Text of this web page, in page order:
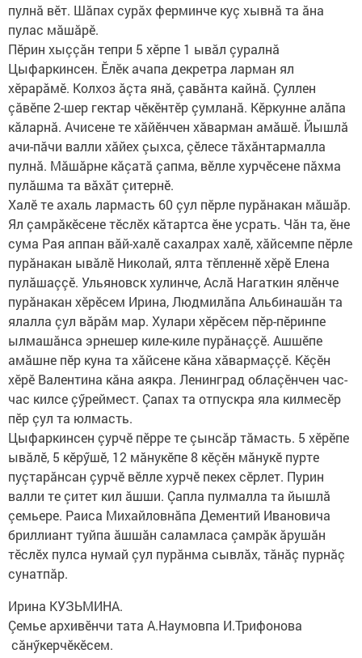
пулнă вӗт. Шăпах сурăх ферминче куç хывнă та ăна
пулас мăшăрӗ.
Пӗрин хыççăн тепри 5 хӗрпе 1 ывăл çуралнă
Цыфаркинсен. Ӗлӗк ачапа декретра ларман ял
хӗрарăмӗ. Колхоз ăçта янă, çавăнта кайнă. Çуллен
çăвӗпе 2-шер гектар чӗкӗнтӗр çумланă. Кӗркунне алăпа
кăларнă. Ачисене те хăйӗнчен хăварман амăшӗ. Йышлă
ачи-пăчи валли хăйех çыхса, çӗлесе тăхăнтармалла
пулнă. Мăшăрне кăçатă çапма, вӗлле хурчӗсене пăхма
пулăшма та вăхăт çитернӗ.
Халӗ те ахаль лармасть 60 çул пӗрле пурăнакан мăшăр.
Ял çамрăкӗсене тӗслӗх кăтартса ӗне усрать. Чăн та, ӗне
сума Рая аппан вăй-халӗ сахалрах халӗ, хăйсемпе пӗрле
пурăнакан ывăлӗ Николай, ялта​ тӗпленнӗ​ хӗрӗ Елена
пулăшаççӗ. Ульяновск хулинче, Аслă Нагаткин ялӗнче
пурăнакан хӗрӗсем Ирина, Людмилăпа Альбинашăн та
ялалла çул вăрăм мар. Хулари хӗрӗсем пӗр-пӗринпе
ылмашăнса эрнешер киле-киле пурăнаççӗ. Ашшӗпе
амăшне пӗр куна та хăйсене кăна хăвармаççӗ. Кӗçӗн
хӗрӗ Валентина кăна аякра. Ленинград облаçӗнчен час-
час килсе çӳреймест. Çапах та отпускра яла килмесӗр
пӗр çул та юлмасть.
Цыфаркинсен çурчӗ пӗрре те çынсăр тăмасть. 5 хӗрӗпе
ывăлӗ, 5 кӗрӳшӗ, 12 мăнукӗпе 8 кӗçӗн мăнукӗ пурте
пуçтарăнсан çурчӗ вӗлле хурчӗ пекех сӗрлет. Пурин
валли те çитет кил ăшши. Çапла пулмалла та йышлă
çемьере. Раиса Михайловнăпа Дементий Ивановича
бриллиант туйпа ăшшăн саламласа çамрăк ăрушăн
тӗслӗх пулса нумай çул пурăнма сывлăх, тăнăç пурнăç
сунатпăр.
Ирина КУЗЬМИНА.
Çемье архивӗнчи тата А.Наумовпа И.Трифонова
​ сăнӳкерчӗкӗсем.